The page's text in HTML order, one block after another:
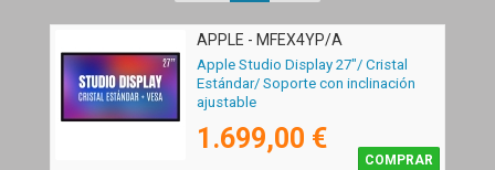
APPLE - MFEX4YP/A
Apple Studio Display 27"/ Cristal
Estándar/ Soporte con inclinación
ajustable
1.699,00 €
COMPRAR